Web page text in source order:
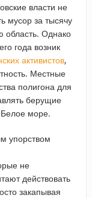
власти не
мусор за тысячу
область. Однако
года возник
активистов,
Местные
полигона для
берущие
Белое море.
упорством
не
действовать
закапывая